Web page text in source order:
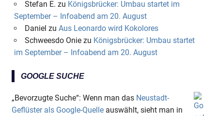
Stefan E. zu Königsbrücker: Umbau startet im
September – Infoabend am 20. August
Daniel zu Aus Leonardo wird Kokolores
Schweesdo Oniezu Königsbrücker: Umbau startet
im September – Infoabend am 20. August
GOOGLE SUCHE
„Bevorzugte Suche“: Wenn man das Neustadt-
Geflüster als Google-Quelle auswählt, sieht man in